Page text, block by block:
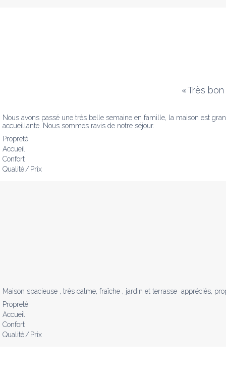
«Très
Nous avons passé une très belle semaine en famille, la maison est
accueillante. Nous sommes ravis de notre séjour.
Propreté
Accueil
Confort
Qualité / Prix
Maison spacieuse , très calme, fraîche , jardin et terrasse  appréciés,
Propreté
Accueil
Confort
Qualité / Prix